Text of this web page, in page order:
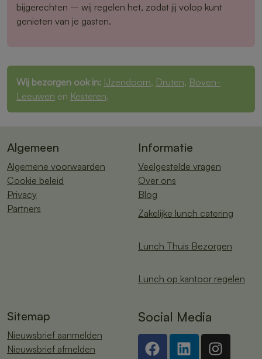
bijgerechten – wij regelen het, zodat jij volop kunt
genieten van je gasten.
Wij bezorgen ook in: IJzendoorn, Druten, Boven-
Leeuwen en Kesteren.
Algemeen
Algemene voorwaarden
Cookie beleid
Privacy
Partners
Informatie
Veelgestelde vragen
Over ons
Blog
Zakelijke lunch catering
Lunch Thuis Bezorgen
Lunch op kantoor regelen
Sitemap
Nieuwsbrief aanmelden
Nieuwsbrief afmelden
Social Media